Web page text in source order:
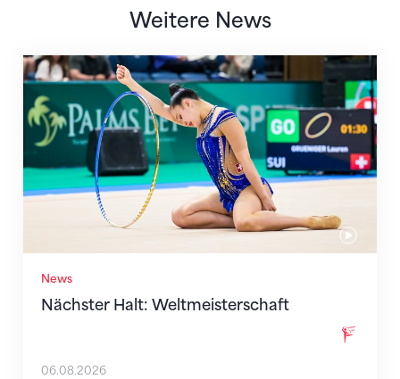
Weitere News
News
Nächster Halt: Weltmeisterschaft
Nächster Halt: Weltmeisterschaft
06.08.2026